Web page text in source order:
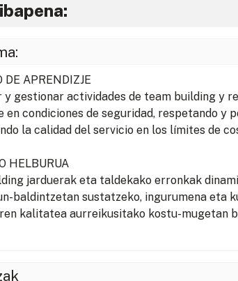
DE APRENDIZJE
y gestionar actividades de team building y
en condiciones de seguridad, respetando y
la calidad del servicio en los límites de
HELBURUA
jarduerak eta taldekako erronkak
baldintzetan sustatzeko, ingurumena eta
kalitatea aurreikusitako kostu-mugetan